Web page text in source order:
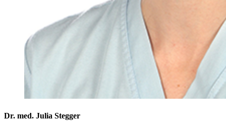
Dr. med. Julia Stegger